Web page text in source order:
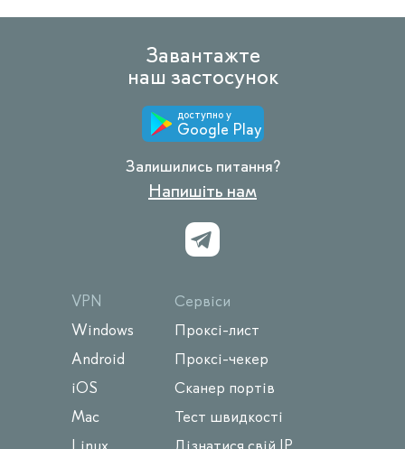
Завантажте
наш застосунок
доступно у
Google Play
Залишились питання?
Напишіть нам
VPN
Windows
Android
iOS
Mac
Linux
Сервіси
Проксі-лист
Проксі-чекер
Сканер портів
Тест швидкості
Дізнатися свій IP